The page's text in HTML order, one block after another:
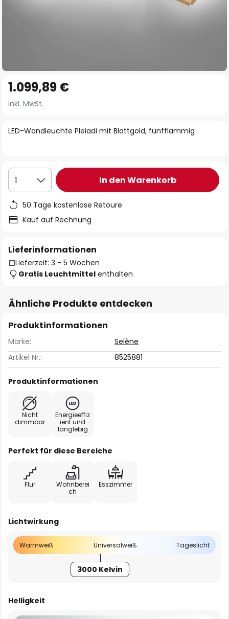
Anfang
der
springen
LED-Wandleuchte Pleiadi mit Blattgold, fünfflammig
1.099,89 €
inkl. MwSt.
1 In den Warenkorb
50 Tage kostenlose Retoure
Kauf auf Rechnung
Lieferinformationen
Lieferzeit: 3 - 5 Wochen
Gratis Leuchtmittel enthalten
Ähnliche Produkte entdecken
Produktinformationen
Marke:
Selène
Artikel Nr.:
8525881
Produktinformationen
Nicht
dimmbar
Energieeffiz
ient und
langlebig
Perfekt für diese Bereiche
Flur
Wohnberei
ch
Esszimmer
Lichtwirkung
Warmweiß Universalweiß Tageslicht
3000 Kelvin
Helligkeit